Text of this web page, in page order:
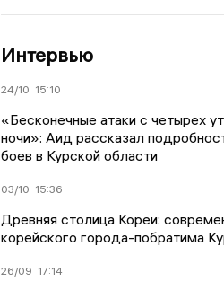
Интервью
24/10 15:10
«Бесконечные атаки с четырех
ночи»: Аид рассказал
боев в Курской области
03/10 15:36
Древняя столица Кореи:
корейского города-побратима
26/09 17:14